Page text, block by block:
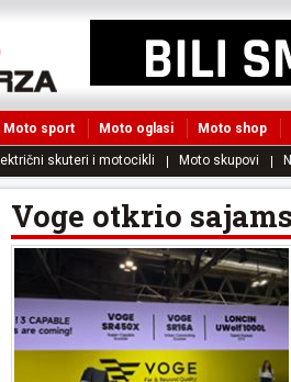
Moto sport Moto oglasi Moto shop
skuteri i motocikli Moto skupovi
Voge otkrio